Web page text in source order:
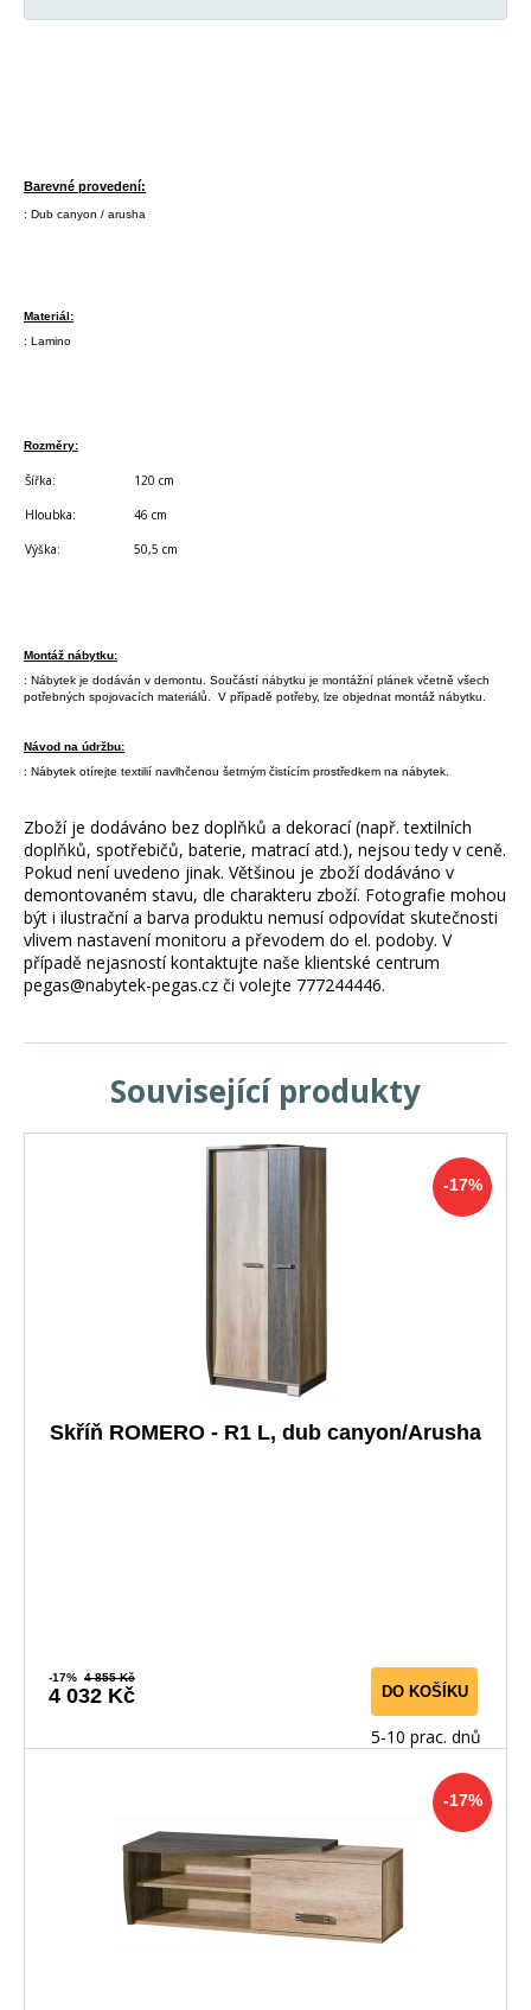
Barevné provedení:
: Dub canyon / arusha
Materiál:
: Lamino
Rozměry:
Šířka: 120 cm
Hloubka: 46 cm
Výška: 50,5 cm
Montáž nábytku:
: Nábytek je dodáván v demontu. Součástí nábytku je montážní plánek včetně všech
potřebných spojovacích materiálů. V případě potřeby, lze objednat montáž nábytku.
Návod na údržbu:
: Nábytek otírejte textilií navlhčenou šetrným čistícím prostředkem na nábytek.
Zboží je dodáváno bez doplňků a dekorací (např. textilních
doplňků, spotřebičů, baterie, matrací atd.), nejsou tedy v ceně.
Pokud není uvedeno jinak. Většinou je zboží dodáváno v
demontovaném stavu, dle charakteru zboží. Fotografie mohou
být i ilustrační a barva produktu nemusí odpovídat skutečnosti
vlivem nastavení monitoru a převodem do el. podoby. V
případě nejasností kontaktujte naše klientské centrum
pegas@nabytek-pegas.cz či volejte 777244446.
Související produkty
-17%
Skříň ROMERO - R1 L, dub canyon/Arusha
-17% 4 855 Kč
4 032 Kč DO KOŠÍKU
5-10 prac. dnů
-17%